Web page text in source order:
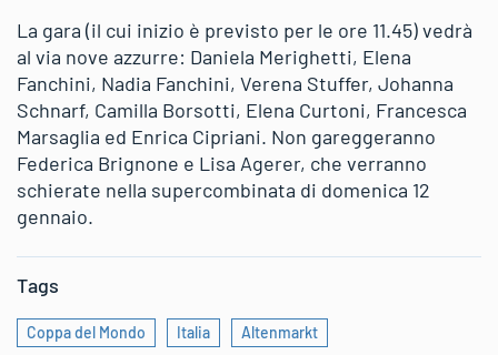
La gara (il cui inizio è previsto per le ore 11.45) vedrà
al via nove azzurre: Daniela Merighetti, Elena
Fanchini, Nadia Fanchini, Verena Stuffer, Johanna
Schnarf, Camilla Borsotti, Elena Curtoni, Francesca
Marsaglia ed Enrica Cipriani. Non gareggeranno
Federica Brignone e Lisa Agerer, che verranno
schierate nella supercombinata di domenica 12
gennaio.
Tags
Coppa del Mondo Italia Altenmarkt